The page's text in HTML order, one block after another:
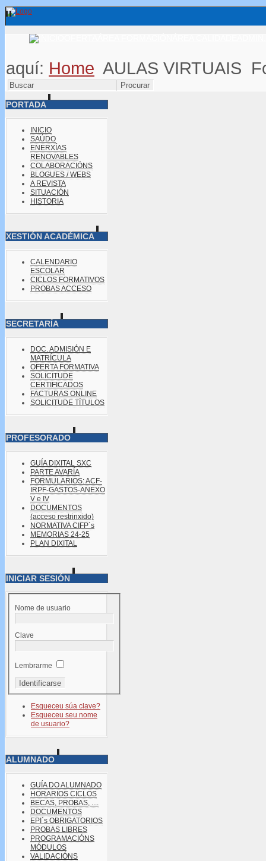
aquí: Home AULAS VIRTUAIS
PORTADA
INICIO
SAÚDO
ENERXÍAS
RENOVABLES
COLABORACIÓNS
BLOGUES / WEBS
A REVISTA
SITUACIÓN
HISTORIA
XESTIÓN ACADÉMICA
CALENDARIO
ESCOLAR
CICLOS FORMATIVOS
PROBAS ACCESO
SECRETARÍA
DOC. ADMISIÓN E
MATRÍCULA
OFERTA FORMATIVA
SOLICITUDE
CERTIFICADOS
FACTURAS ONLINE
SOLICITUDE TÍTULOS
PROFESORADO
GUÍA DIXITAL SXC
PARTE AVARÍA
FORMULARIOS: ACF-
IRPF-GASTOS-ANEXO
V e IV
DOCUMENTOS
(acceso restrinxido)
NORMATIVA CIFP´s
MEMORIAS 24-25
PLAN DIXITAL
INICIAR SESIÓN
Nome de usuario
Clave
Lembrarme
Esqueceu súa clave?
Esqueceu seu nome
de usuario?
ALUMNADO
GUÍA DO ALUMNADO
HORARIOS CICLOS
BECAS, PROBAS, ....
DOCUMENTOS
EPI´s OBRIGATORIOS
PROBAS LIBRES
PROGRAMACIÓNS
MÓDULOS
VALIDACIÓNS